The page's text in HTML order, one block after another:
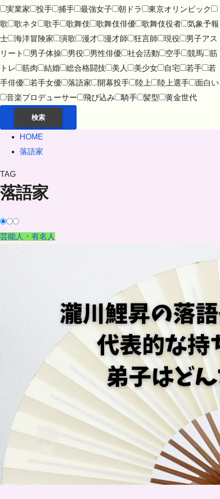
実業家
投手 捕手 最強女子 朝ドラ
東京オリンピック
歌
歌ネタ 歌手 歌舞伎 歌舞伎俳優 歌舞伎役者
気象予報
士
海洋冒険家 演歌 漫才 漫才師 狂言師 現役
男子アス
リート
男子体操 男役 男性俳優 社会活動 空手 競馬
筋
トレ
筋肉 結婚 総合格闘技 美人 美少女 自宅 若手
若
手俳優
若手女優 落語家 開幕投手 陸上 陸上選手
面白い
音楽プロデューサー
飛び込み 騎手 髪型 黄金世代
検索
HOME
落語家
TAG
落語家
芸能人・有名人